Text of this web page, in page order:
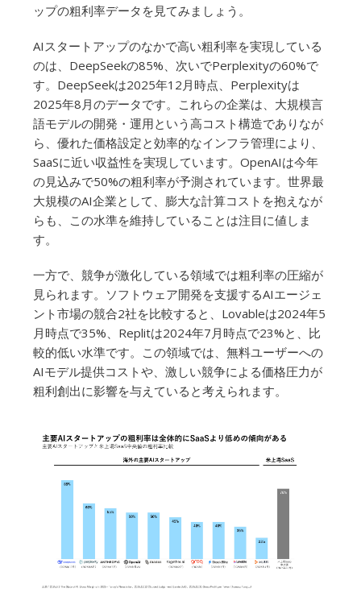
ップの粗利率データを見てみましょう。
AIスタートアップのなかで高い粗利率を実現している
のは、DeepSeekの85%、次いでPerplexityの60%で
す。DeepSeekは2025年12月時点、Perplexityは
2025年8月のデータです。これらの企業は、大規模言
語モデルの開発・運用という高コスト構造でありなが
ら、優れた価格設定と効率的なインフラ管理により、
SaaSに近い収益性を実現しています。OpenAIは今年
の見込みで50%の粗利率が予測されています。世界最
大規模のAI企業として、膨大な計算コストを抱えなが
らも、この水準を維持していることは注目に値しま
す。
一方で、競争が激化している領域では粗利率の圧縮が
見られます。ソフトウェア開発を支援するAIエージェ
ント市場の競合2社を比較すると、Lovableは2024年5
月時点で35%、Replitは2024年7月時点で23%と、比
較的低い水準です。この領域では、無料ユーザーへの
AIモデル提供コストや、激しい競争による価格圧力が
粗利創出に影響を与えていると考えられます。